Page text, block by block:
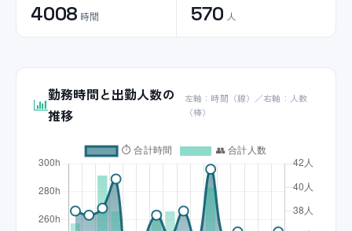
4008 時間 570 人
勤務時間と出勤人数の
推移
左軸：時間（線）／右軸：人数
（棒）